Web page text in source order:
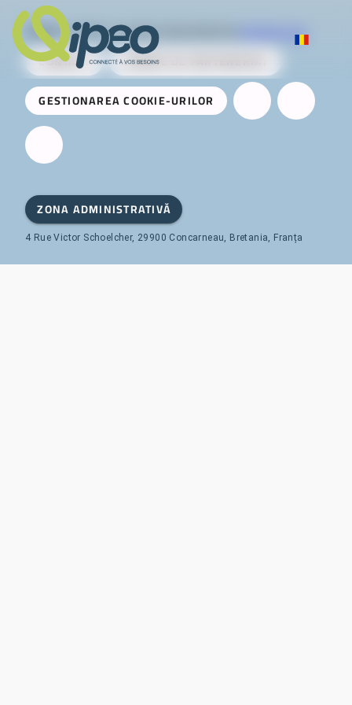
Qipeo © 2025 -O soluție dezvoltată de AireServices
CONTACT
CERERE DE PARTENERIAT
GESTIONAREA COOKIE-URILOR
ZONA ADMINISTRATIVĂ
4 Rue Victor Schoelcher, 29900 Concarneau, Bretania, Franța